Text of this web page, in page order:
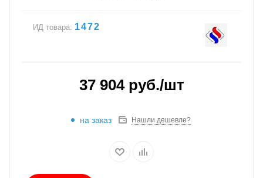
ИД товара: 1472
37 904руб./шт
на заказ Нашли дешевле?